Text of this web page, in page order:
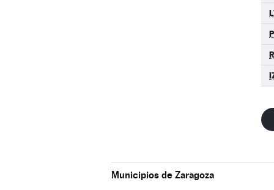
Municipios de Zaragoza